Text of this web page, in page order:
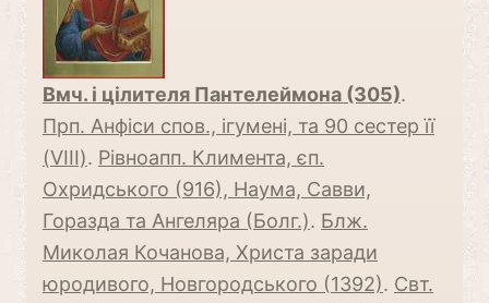
Вмч. і цілителя Пантелеймона (305).
Прп. Анфіси спов., ігумені, та 90 сестер її
(VIII). Рівноапп. Климента, єп.
Охридського (916), Наума, Савви,
Горазда та Ангеляра (Болг.). Блж.
Миколая Кочанова, Христа заради
юродивого, Новгородського (1392). Свт.